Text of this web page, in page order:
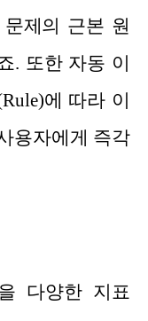
제의 근본 원
. 또한 자동 이
에 따라 이
용자에게 즉각
다양한 지표